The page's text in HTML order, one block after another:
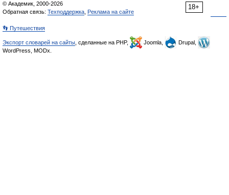
18+
© Академик, 2000-2026
Обратная связь: Техподдержка Реклама на сайте
👣 Путешествия
Экспорт словарей на сайты , сделанные на PHP, Joomla,
Drupal,
WordPress, MODx.